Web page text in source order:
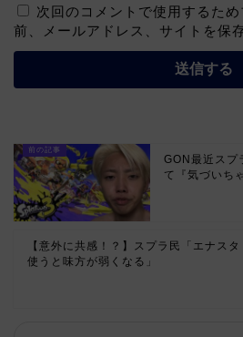
次回のコメントで使用するた
前、メールアドレス、サイトを保
GON最近スプ
て『気づいち
【意外に共感！？】スプラ民「エナスタ
使うと味方が弱くなる」